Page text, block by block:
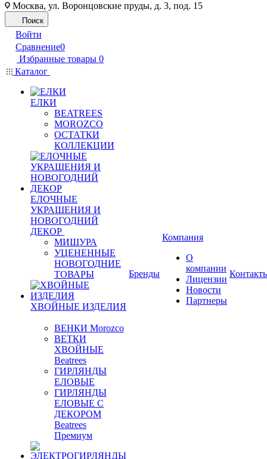
Москва, ул. Воронцовские пруды, д. 3, под. 15
Поиск
Войти
Сравнение0
Избранные товары 0
Каталог
ЕЛКИ
BEATREES
MOROZCO
ОСТАТКИ
КОЛЛЕКЦИИ
ЕЛОЧНЫЕ
УКРАШЕНИЯ И
НОВОГОДНИЙ
ДЕКОР
МИШУРА
УЦЕНЕННЫЕ
НОВОГОДНИЕ
ТОВАРЫ
ХВОЙНЫЕ ИЗДЕЛИЯ
ВЕНКИ Morozco
ВЕТКИ
ХВОЙНЫЕ
Beatrees
ГИРЛЯНДЫ
ЕЛОВЫЕ
ГИРЛЯНДЫ
ЕЛОВЫЕ С
ДЕКОРОМ
Beatrees
Премиум
Бренды
Компания
О
компании
Лицензии
Новости
Партнеры